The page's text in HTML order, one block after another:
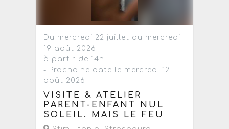
Du mercredi 22 juillet au mercredi
19 août 2026
à partir de 14h
- Prochaine date le mercredi 12
août 2026
VISITE & ATELIER
PARENT-ENFANT NUL
SOLEIL. MAIS LE FEU